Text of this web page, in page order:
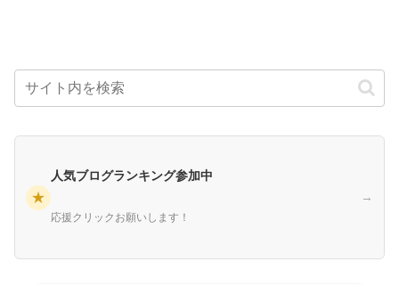
★
人気ブログランキング参加中
応援クリックお願いします！
→